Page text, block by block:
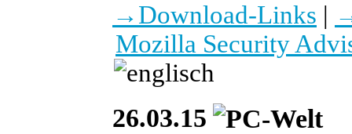
→Download-Links |
Mozilla Security
26.03.15